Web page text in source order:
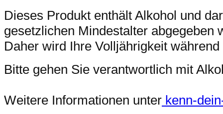
Dieses Produkt enthält Alkohol und
gesetzlichen Mindestalter abgegeben
Daher wird Ihre Volljährigkeit
Bitte gehen Sie verantwortlich mit
Weitere Informationen unter kenn-